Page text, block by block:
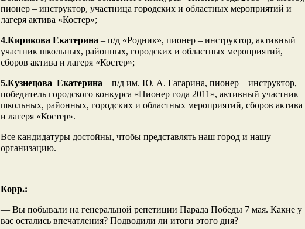
пионер – инструктор, участница городских и областных мероприятий и
лагеря актива «Костер»;
4.Кирикова Екатерина – п/д «Родник», пионер – инструктор, активный
участник школьных, районных, городских и областных мероприятий,
сборов актива и лагеря «Костер»;
5.Кузнецова Екатерина – п/д им. Ю. А. Гагарина, пионер – инструктор,
победитель городского конкурса «Пионер года 2011», активный участник
школьных, районных, городских и областных мероприятий, сборов актива
и лагеря «Костер».
Все кандидатуры достойны, чтобы представлять наш город и нашу
организацию.
Корр.:
— Вы побывали на генеральной репетиции Парада Победы 7 мая. Какие у
вас остались впечатления? Подводили ли итоги этого дня?